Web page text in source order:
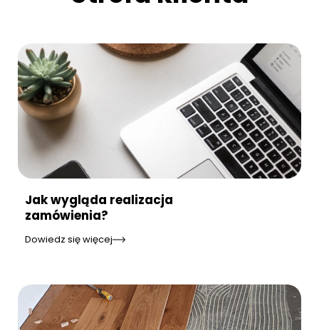
Jak wygląda realizacja
zamówienia?
Dowiedz się więcej